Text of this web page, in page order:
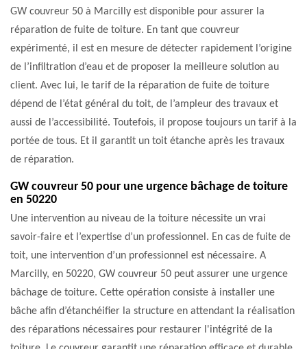
GW couvreur 50 à Marcilly est disponible pour assurer la
réparation de fuite de toiture. En tant que couvreur
expérimenté, il est en mesure de détecter rapidement l’origine
de l’infiltration d’eau et de proposer la meilleure solution au
client. Avec lui, le tarif de la réparation de fuite de toiture
dépend de l’état général du toit, de l’ampleur des travaux et
aussi de l’accessibilité. Toutefois, il propose toujours un tarif à la
portée de tous. Et il garantit un toit étanche après les travaux
de réparation.
GW couvreur 50 pour une urgence bâchage de toiture
en 50220
Une intervention au niveau de la toiture nécessite un vrai
savoir-faire et l’expertise d’un professionnel. En cas de fuite de
toit, une intervention d’un professionnel est nécessaire. A
Marcilly, en 50220, GW couvreur 50 peut assurer une urgence
bâchage de toiture. Cette opération consiste à installer une
bâche afin d’étanchéifier la structure en attendant la réalisation
des réparations nécessaires pour restaurer l'intégrité de la